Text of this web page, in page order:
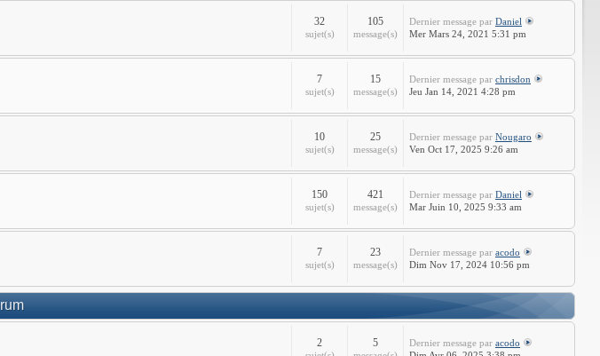
32
sujet(s)
105
message(s)
Dernier message par Daniel
Mer Mars 24, 2021 5:31 pm
7
sujet(s)
15
message(s)
Dernier message par chrisdon
Jeu Jan 14, 2021 4:28 pm
10
sujet(s)
25
message(s)
Dernier message par Nougaro
Ven Oct 17, 2025 9:26 am
150
sujet(s)
421
message(s)
Dernier message par Daniel
Mar Juin 10, 2025 9:33 am
7
sujet(s)
23
message(s)
Dernier message par acodo
Dim Nov 17, 2024 10:56 pm
2 5 Dernier message par acodo